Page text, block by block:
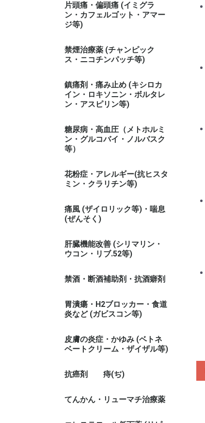
片頭痛・偏頭痛 (イミグラ
ン・カフェルゴット・アマー
ジ等)
禁煙治療薬 (チャンピック
ス・ニコチンパッチ等)
鎮痛剤・痛み止め (キシロカ
イン・ロキソニン・ボルタレ
ン・アスピリン等)
糖尿病・高血圧（メトホルミ
ン・グルコバイ・ノルバスク
等）
花粉症・アレルギー(抗ヒスタ
ミン・クラリチン等)
痛風 (ザイロリック等)・喘息
(ぜんそく)
肝臓機能改善 (シリマリン・
ウコン・リブ.52等)
禁酒・断酒補助剤・抗酒癖剤
胃潰瘍・H2ブロッカー・食道
炎など (ガビスコン等)
皮膚の炎症・かゆみ (ベトネ
ベートクリーム・ザイザル等)
抗癌剤 痔(ぢ)
てんかん・リューマチ治療薬